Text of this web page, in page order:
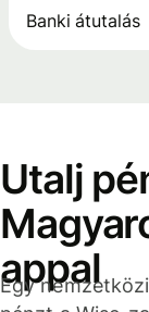
Banki átutalás
Utalj
appal
Egy